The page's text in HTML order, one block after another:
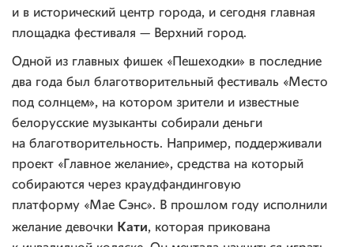
и в исторический центр города, и сегодня главная
площадка фестиваля — Верхний город.
Одной из главных фишек «Пешеходки» в последние
два года был благотворительный фестиваль «Место
под солнцем», на котором зрители и известные
белорусские музыканты собирали деньги
на благотворительность. Например, поддерживали
проект «Главное желание», средства на который
собираются через краудфандинговую
платформу «Мае Сэнс». В прошлом году исполнили
желание девочки Кати, которая прикована